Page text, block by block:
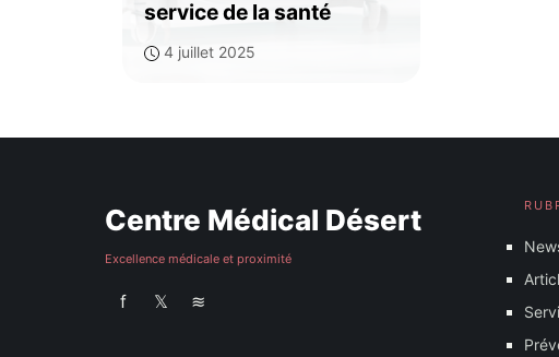
service de la santé
4 juillet 2025
Centre Médical Désert
Excellence médicale et proximité
f 𝕏 ≋